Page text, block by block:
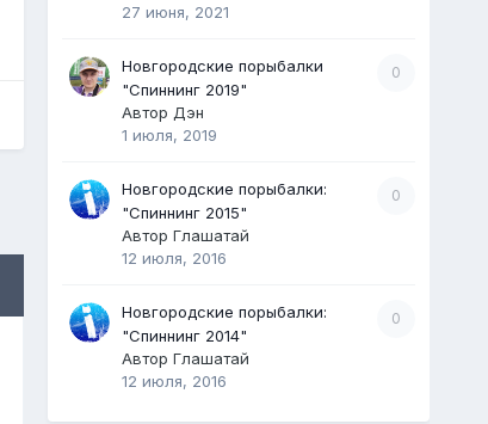
27 июня, 2021
0
Новгородские порыбалки
"Спиннинг 2019"
Автор Дэн
1 июля, 2019
0
Новгородские порыбалки:
"Спиннинг 2015"
Автор Глашатай
12 июля, 2016
0
Новгородские порыбалки:
"Спиннинг 2014"
Автор Глашатай
12 июля, 2016